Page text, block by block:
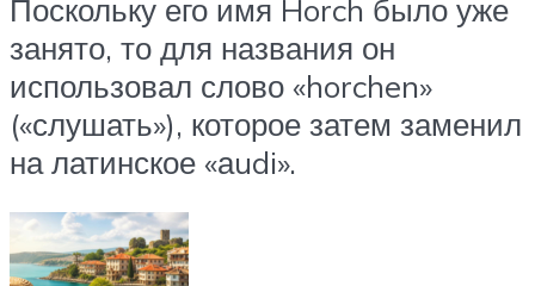
Поскольку его имя Horch было уже
занято, то для названия он
использовал слово «horchen»
(«слушать»), которое затем заменил
на латинское «аudi».